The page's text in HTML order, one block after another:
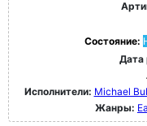
Состояние:
Дата
Исполнители: Michael
Жанры: